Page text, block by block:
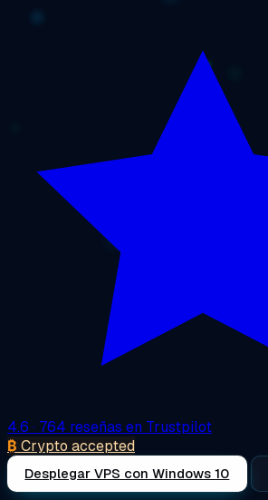
4.6 · 764 reseñas en Trustpilot
₿ Crypto accepted
Desplegar VPS con Windows 10